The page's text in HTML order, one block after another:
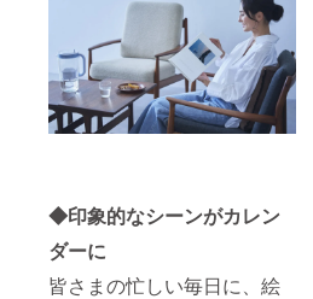
◆印象的なシーンがカレン
ダーに
皆さまの忙しい毎日に、絵